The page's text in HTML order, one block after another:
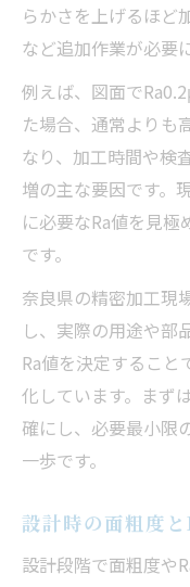
らかさを上げるほど
など追加作業が必要
例えば、図面で
た場合、通常よりも
なり、加工時間や検
増の主な要因です。
に必要なRa値を見
です。
奈良県の精密加工現
し、実際の用途や部
Ra値を決定するこ
化しています。まず
確にし、必要最小限
一歩です。
設計時の面粗度
設計段階で面粗度や